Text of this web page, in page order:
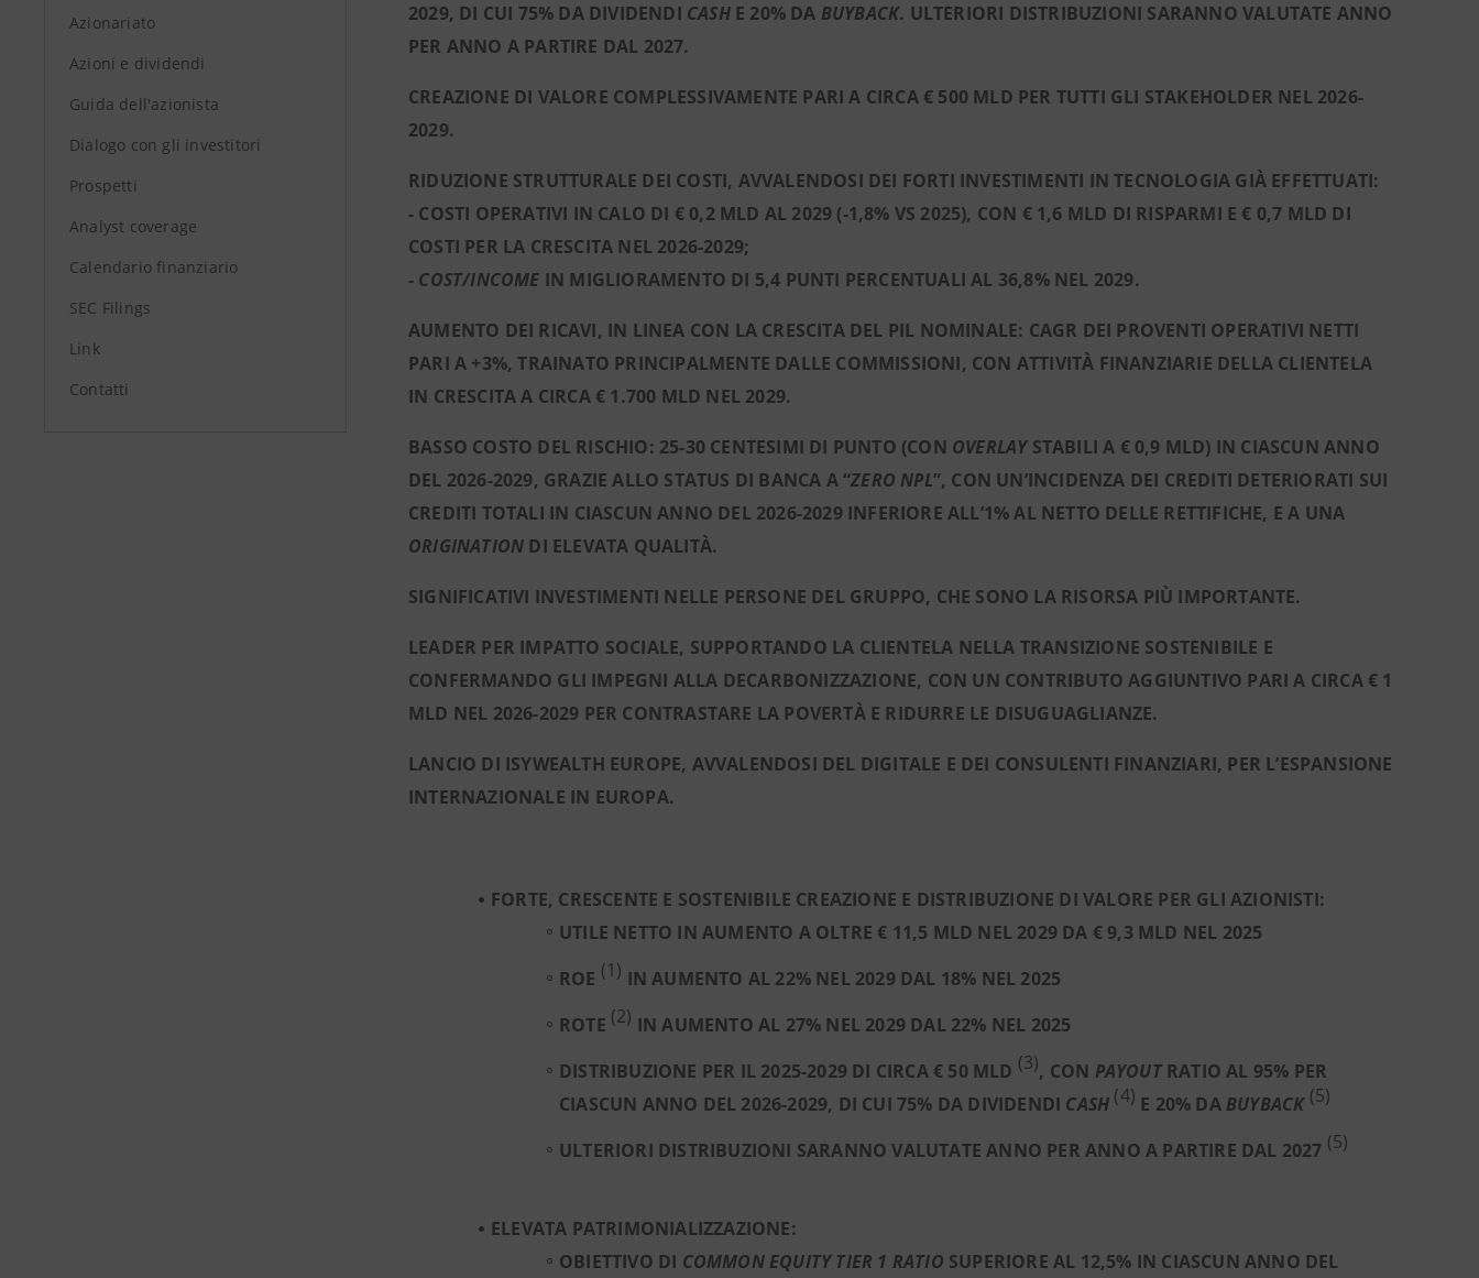
Azionariato
Azioni e dividendi
Guida dell'azionista
Dialogo con gli investitori
Prospetti
Analyst coverage
Calendario finanziario
SEC Filings
Link
Contatti
2029, DI CUI 75% DA DIVIDENDI CASHE 20% DA BUYBACK. ULTERIORI DISTRIBUZIONI SARANNO VALUTATE ANNO
PER ANNO A PARTIRE DAL 2027.
CREAZIONE DI VALORE COMPLESSIVAMENTE PARI A CIRCA € 500 MLD PER TUTTI GLI STAKEHOLDER NEL 2026-
2029.
RIDUZIONE STRUTTURALE DEI COSTI, AVVALENDOSI DEI FORTI INVESTIMENTI IN TECNOLOGIA GIÀ EFFETTUATI:
- COSTI OPERATIVI IN CALO DI € 0,2 MLD AL 2029 (-1,8% VS 2025), CON € 1,6 MLD DI RISPARMI E € 0,7 MLD DI
COSTI PER LA CRESCITA NEL 2026-2029;
- COST/INCOME IN MIGLIORAMENTO DI 5,4 PUNTI PERCENTUALI AL 36,8% NEL 2029.
AUMENTO DEI RICAVI, IN LINEA CON LA CRESCITA DEL PIL NOMINALE: CAGR DEI PROVENTI OPERATIVI NETTI
PARI A +3%, TRAINATO PRINCIPALMENTE DALLE COMMISSIONI, CON ATTIVITÀ FINANZIARIE DELLA CLIENTELA
IN CRESCITA A CIRCA € 1.700 MLD NEL 2029.
BASSO COSTO DEL RISCHIO: 25-30 CENTESIMI DI PUNTO (CON OVERLAY STABILI A € 0,9 MLD) IN CIASCUN ANNO
DEL 2026-2029, GRAZIE ALLO STATUS DI BANCA A “ZERO NPL”, CON UN’INCIDENZA DEI CREDITI DETERIORATI SUI
CREDITI TOTALI IN CIASCUN ANNO DEL 2026-2029 INFERIORE ALL’1% AL NETTO DELLE RETTIFICHE, E A UNA
ORIGINATION DI ELEVATA QUALITÀ.
SIGNIFICATIVI INVESTIMENTI NELLE PERSONE DEL GRUPPO, CHE SONO LA RISORSA PIÙ IMPORTANTE.
LEADER PER IMPATTO SOCIALE, SUPPORTANDO LA CLIENTELA NELLA TRANSIZIONE SOSTENIBILE E
CONFERMANDO GLI IMPEGNI ALLA DECARBONIZZAZIONE, CON UN CONTRIBUTO AGGIUNTIVO PARI A CIRCA € 1
MLD NEL 2026-2029 PER CONTRASTARE LA POVERTÀ E RIDURRE LE DISUGUAGLIANZE.
LANCIO DI ISYWEALTH EUROPE, AVVALENDOSI DEL DIGITALE E DEI CONSULENTI FINANZIARI, PER L’ESPANSIONE
INTERNAZIONALE IN EUROPA.
FORTE, CRESCENTE E SOSTENIBILE CREAZIONE E DISTRIBUZIONE DI VALORE PER GLI AZIONISTI:
UTILE NETTO IN AUMENTO A OLTRE € 11,5 MLD NEL 2029 DA € 9,3 MLD NEL 2025
ROE (1) IN AUMENTO AL 22% NEL 2029 DAL 18% NEL 2025
ROTE (2) IN AUMENTO AL 27% NEL 2029 DAL 22% NEL 2025
DISTRIBUZIONE PER IL 2025-2029 DI CIRCA € 50 MLD (3), CON PAYOUT RATIO AL 95% PER
CIASCUN ANNO DEL 2026-2029, DI CUI 75% DA DIVIDENDI CASH (4) E 20% DA BUYBACK (5)
ULTERIORI DISTRIBUZIONI SARANNO VALUTATE ANNO PER ANNO A PARTIRE DAL 2027 (5)
ELEVATA PATRIMONIALIZZAZIONE:
OBIETTIVO DI COMMON EQUITY TIER 1 RATIO SUPERIORE AL 12,5% IN CIASCUN ANNO DEL